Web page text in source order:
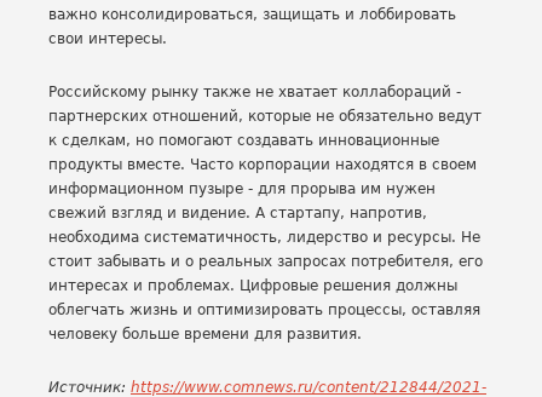
важно консолидироваться, защищать и лоббировать
свои интересы.
Российскому рынку также не хватает коллабораций -
партнерских отношений, которые не обязательно ведут
к сделкам, но помогают создавать инновационные
продукты вместе. Часто корпорации находятся в своем
информационном пузыре - для прорыва им нужен
свежий взгляд и видение. А стартапу, напротив,
необходима систематичность, лидерство и ресурсы. Не
стоит забывать и о реальных запросах потребителя, его
интересах и проблемах. Цифровые решения должны
облегчать жизнь и оптимизировать процессы, оставляя
человеку больше времени для развития.
Источник: https://www.comnews.ru/content/212844/2021-